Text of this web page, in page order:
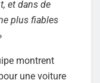
et dans de
plus fiables
montrent
une voiture